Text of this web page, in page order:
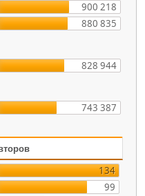
900 218
880 835
828 944
743 387
134
99